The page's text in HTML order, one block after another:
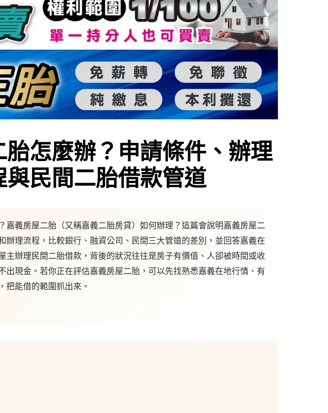
胎怎麼辦？申請條件、辦理
與民間二胎借款管道
嘉義房屋二胎（又稱嘉義二胎房貸）如何辦理？這篇會說明嘉義房屋二
辦理流程，比較銀行、融資公司、民間三大管道的差別，並回答嘉義在
主辦理民間二胎借款，背後的狀況往往是房子有價值、人卻被時間或收
出現金。若你正在評估嘉義房屋二胎，可以先找熟悉嘉義在地行情、有
把能借的範圍抓出來。